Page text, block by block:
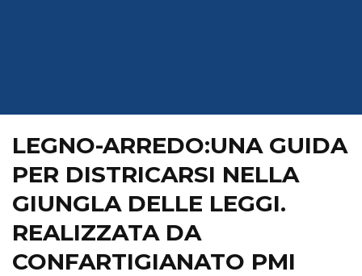
LEGNO-ARREDO:UNA GUIDA
PER DISTRICARSI NELLA
GIUNGLA DELLE LEGGI.
REALIZZATA DA
CONFARTIGIANATO PMI